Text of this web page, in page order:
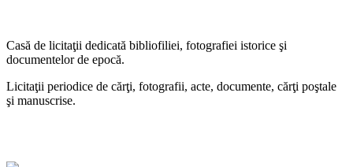
Casă de licitaţii dedicată bibliofiliei, fotografiei istorice şi
documentelor de epocă.
Licitaţii periodice de cărţi, fotografii, acte, documente, cărţi poştale
şi manuscrise.